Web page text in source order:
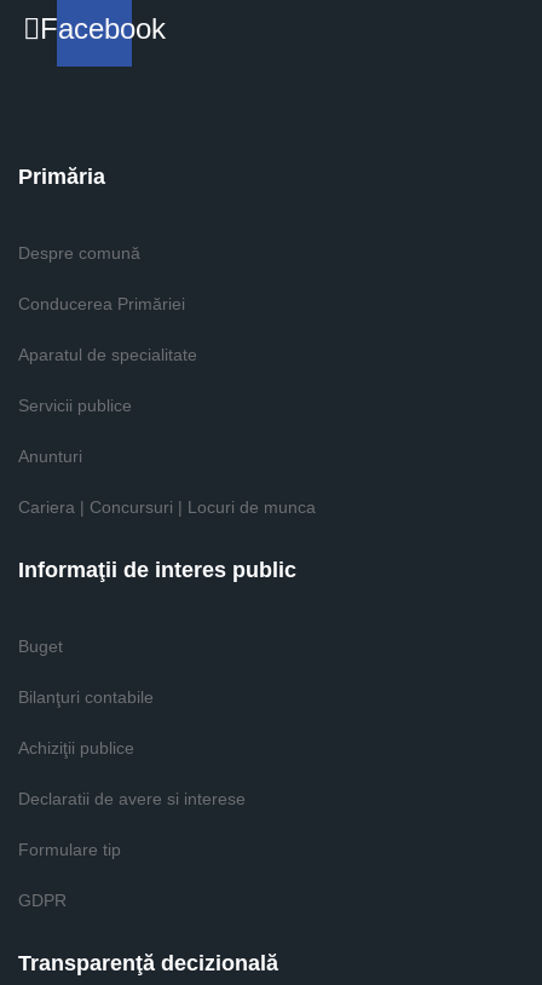
Facebook
Primăria
Despre comună
Conducerea Primăriei
Aparatul de specialitate
Servicii publice
Anunturi
Cariera | Concursuri | Locuri de munca
Informaţii de interes public
Buget
Bilanţuri contabile
Achiziţii publice
Declaratii de avere si interese
Formulare tip
GDPR
Transparenţă decizională